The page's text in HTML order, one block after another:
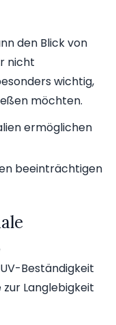
den Blick von
nicht
wichtig,
möchten.
ermöglichen
beeinträchtigen
Beständigkeit
Langlebigkeit